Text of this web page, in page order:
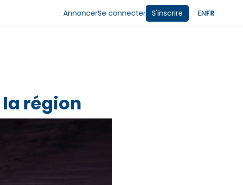
AnnoncerSe connecter S'inscrire ENFR
région